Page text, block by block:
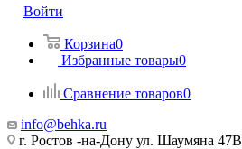
Войти
Корзина0
Избранные товары0
Сравнение товаров0
info@behka.ru
г. Ростов -на-Дону ул. Шаумяна 47В